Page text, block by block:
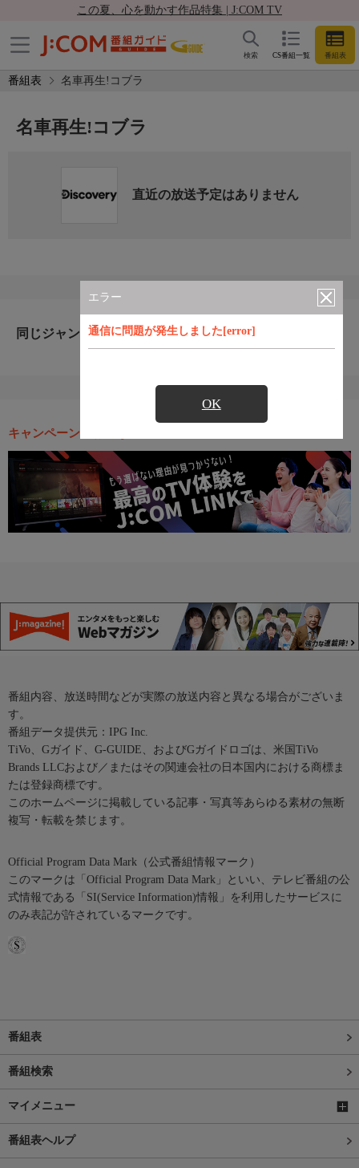
この夏、心を動かす作品特集 | J:COM TV
CS番組一覧 番組表
検索
番組表 名車再生!コブラ
エラー
通信に問題が発生しました[error]
OK
名車再生!コブラ
直近の放送予定はありません
同じジャンルのおすすめ番組
キャンペーン・お得な情報
番組内容、放送時間などが実際の放送内容と異なる場合がございま
す。
番組データ提供元：IPG Inc.
TiVo、Gガイド、G-GUIDE、およびGガイドロゴは、米国TiVo
Brands LLCおよび／またはその関連会社の日本国内における商標ま
たは登録商標です。
このホームページに掲載している記事・写真等あらゆる素材の無断
複写・転載を禁じます。
Official Program Data Mark（公式番組情報マーク）
このマークは「Official Program Data Mark」といい、テレビ番組の公
式情報である「SI(Service Information)情報」を利用したサービスに
のみ表記が許されているマークです。
番組表
番組検索
マイメニュー
番組表ヘルプ